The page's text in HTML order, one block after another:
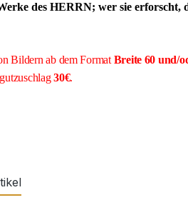
des HERRN; wer sie erforscht,
Bildern ab dem Format Breite 60 und/
30€.